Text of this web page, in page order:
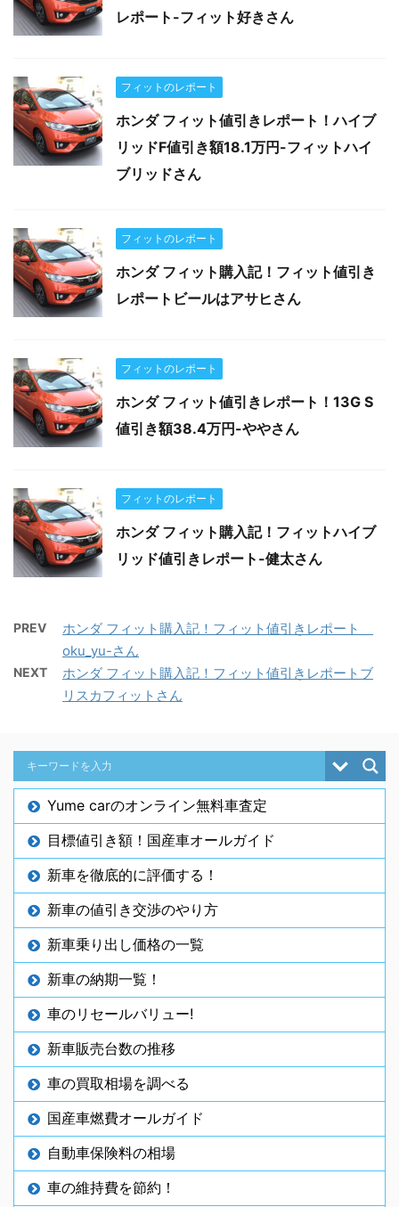
レポート-フィット好きさん
フィットのレポート
ホンダ フィット値引きレポート！ハイブ
リッドF値引き額18.1万円-フィットハイ
ブリッドさん
フィットのレポート
ホンダ フィット購入記！フィット値引き
レポートビールはアサヒさん
フィットのレポート
ホンダ フィット値引きレポート！13G S
値引き額38.4万円-ややさん
フィットのレポート
ホンダ フィット購入記！フィットハイブ
リッド値引きレポート-健太さん
PREV
ホンダ フィット購入記！フィット値引きレポート
oku_yu-さん
NEXT
ホンダ フィット購入記！フィット値引きレポートブ
リスカフィットさん
Yume carのオンライン無料車査定
目標値引き額！国産車オールガイド
新車を徹底的に評価する！
新車の値引き交渉のやり方
新車乗り出し価格の一覧
新車の納期一覧！
車のリセールバリュー!
新車販売台数の推移
車の買取相場を調べる
国産車燃費オールガイド
自動車保険料の相場
車の維持費を節約！